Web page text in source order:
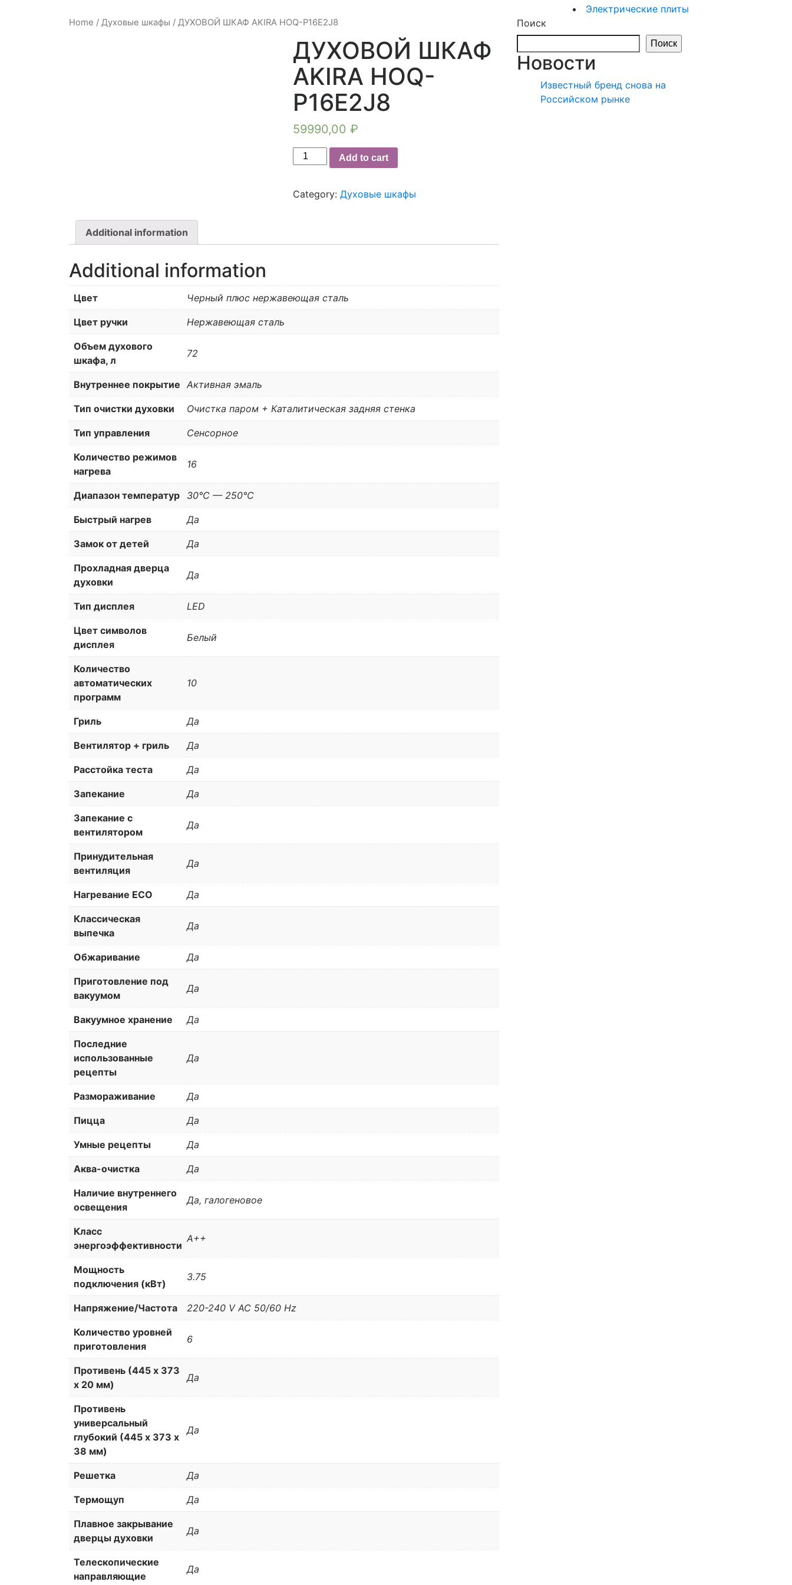
Электрические плиты
Home / Духовые шкафы / ДУХОВОЙ ШКАФ AKIRA HOQ-P16E2J8
ДУХОВОЙ ШКАФ
AKIRA HOQ-
P16E2J8
59990,00 ₽
ДУХОВОЙ
ШКАФ
HOQ-
Add to cart
Category: Духовые шкафы
Additional information
Additional information
Цвет Черный плюс нержавеющая сталь
Цвет ручки Нержавеющая сталь
Объем духового
шкафа, л
72
Внутреннее покрытие Активная эмаль
Тип очистки духовки Очистка паром + Каталитическая задняя стенка
Тип управления Сенсорное
Количество режимов
нагрева
16
Диапазон температур 30°C — 250°C
Быстрый нагрев Да
Замок от детей Да
Прохладная дверца
духовки
Да
Тип дисплея LED
Цвет символов
дисплея
Белый
Количество
автоматических
программ
10
Гриль Да
Вентилятор + гриль Да
Расстойка теста Да
Запекание Да
Запекание с
вентилятором
Да
Принудительная
вентиляция
Да
Нагревание ECO Да
Классическая
выпечка
Да
Обжаривание Да
Приготовление под
вакуумом
Да
Вакуумное хранение Да
Последние
использованные
рецепты
Да
Размораживание Да
Пицца Да
Умные рецепты Да
Аква-очистка Да
Наличие внутреннего
освещения
Да, галогеновое
Класс
энергоэффективности
A++
Мощность
подключения (кВт)
3.75
Напряжение/Частота 220-240 V AC 50/60 Hz
Количество уровней
приготовления
6
Противень (445 x 373
x 20 мм)
Да
Противень
универсальный
глубокий (445 x 373 x
38 мм)
Да
Решетка Да
Термощуп Да
Плавное закрывание
дверцы духовки
Да
Телескопические
направляющие
Да
Поиск
Поиск
Новости
Известный бренд снова на
Российском рынке